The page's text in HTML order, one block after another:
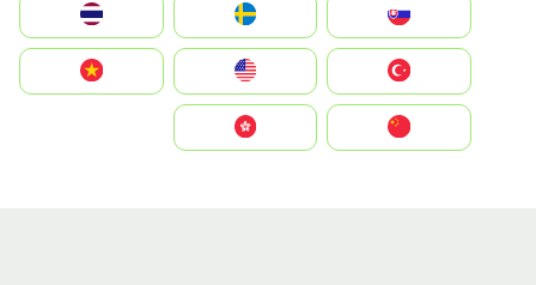
Slovensko
United States
Vietnam